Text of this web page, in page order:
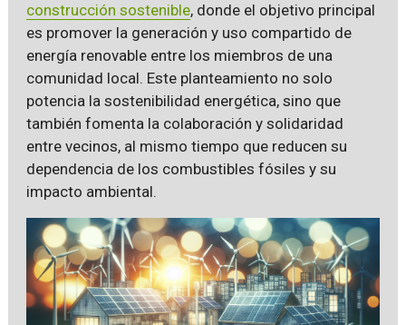
construcción sostenible, donde el objetivo principal
es promover la generación y uso compartido de
energía renovable entre los miembros de una
comunidad local. Este planteamiento no solo
potencia la sostenibilidad energética, sino que
también fomenta la colaboración y solidaridad
entre vecinos, al mismo tiempo que reducen su
dependencia de los combustibles fósiles y su
impacto ambiental.